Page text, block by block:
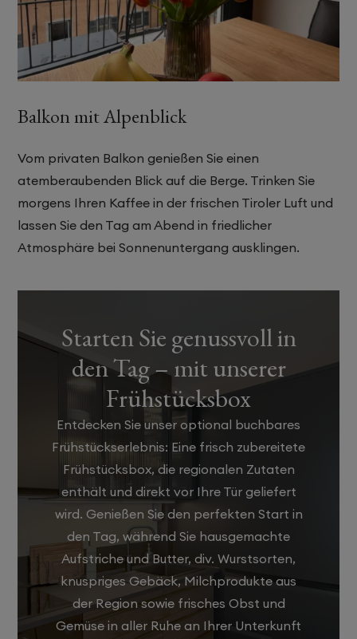
Balkon mit Alpenblick
Vom privaten Balkon genießen Sie einen
atemberaubenden Blick auf die Berge. Trinken Sie
morgens Ihren Kaffee in der frischen Tiroler Luft und
lassen Sie den Tag am Abend in friedlicher
Atmosphäre bei Sonnenuntergang ausklingen.
Starten Sie genussvoll in
den Tag – mit unserer
Frühstücksbox
Entdecken Sie unser optional buchbares
Frühstückserlebnis: Eine frisch zubereitete
Frühstücksbox, die regionalen Zutaten
enthält und direkt vor Ihre Tür geliefert
wird. Genießen Sie den perfekten Start in
den Tag, während Sie hausgemachte
Aufstriche und Butter, div. Wurstsorten,
knuspriges Gebäck, Milchprodukte aus
der Region sowie frisches Obst und
Gemüse in aller Ruhe an Ihrer Unterkunft